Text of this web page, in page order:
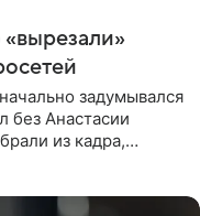
задумывался
без Анастасии
из кадра,